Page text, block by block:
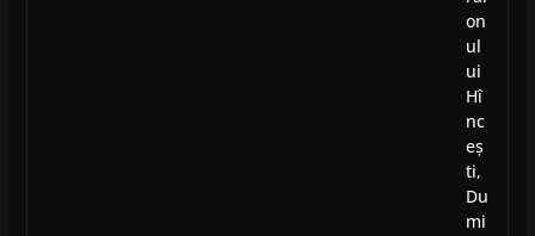
on
ul
ui
Hî
nc
eș
ti,
Du
mi